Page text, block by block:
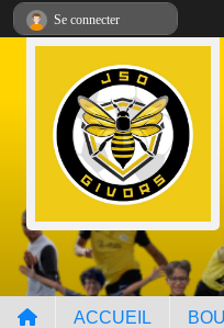
ACCUEIL
Se connecter
Panneau de gestion des